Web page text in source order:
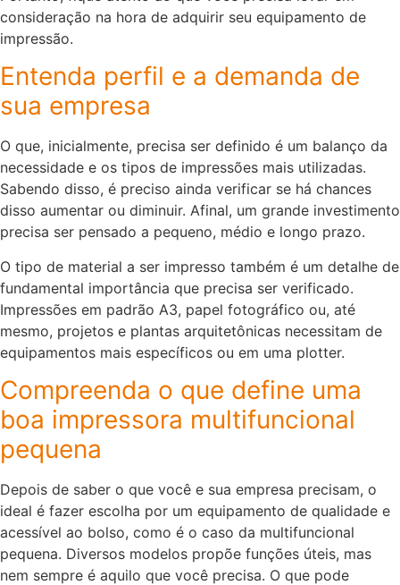
consideração na hora de adquirir seu equipamento de
impressão.
Entenda perfil e a demanda de
sua empresa
O que, inicialmente, precisa ser definido é um balanço da
necessidade e os tipos de impressões mais utilizadas.
Sabendo disso, é preciso ainda verificar se há chances
disso aumentar ou diminuir. Afinal, um grande investimento
precisa ser pensado a pequeno, médio e longo prazo.
O tipo de material a ser impresso também é um detalhe de
fundamental importância que precisa ser verificado.
Impressões em padrão A3, papel fotográfico ou, até
mesmo, projetos e plantas arquitetônicas necessitam de
equipamentos mais específicos ou em uma plotter.
Compreenda o que define uma
boa impressora multifuncional
pequena
Depois de saber o que você e sua empresa precisam, o
ideal é fazer escolha por um equipamento de qualidade e
acessível ao bolso, como é o caso da multifuncional
pequena. Diversos modelos propõe funções úteis, mas
nem sempre é aquilo que você precisa. O que pode